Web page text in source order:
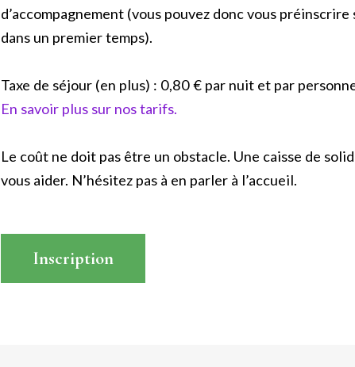
d’accompagnement (vous pouvez donc vous
dans un premier temps).
Taxe de séjour (en plus) : 0,80 € par nuit et par
En savoir plus sur nos tarifs.
Le coût ne doit pas être un obstacle. Une caisse de
vous aider. N’hésitez pas à en parler à l’accueil.
Inscription